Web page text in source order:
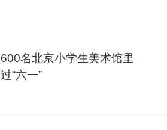
600名北京小学生美术馆里
过“六一”